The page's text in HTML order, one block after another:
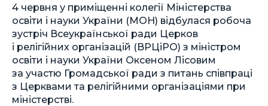
4 червня у приміщенні колегії Міністерства
освіти і науки України (МОН) відбулася робоча
зустріч Всеукраїнської ради Церков
і релігійних організацій (ВРЦіРО) з міністром
освіти і науки України Оксеном Лісовим
за участю Громадської ради з питань співпраці
з Церквами та релігійними організаціями при
міністерстві.